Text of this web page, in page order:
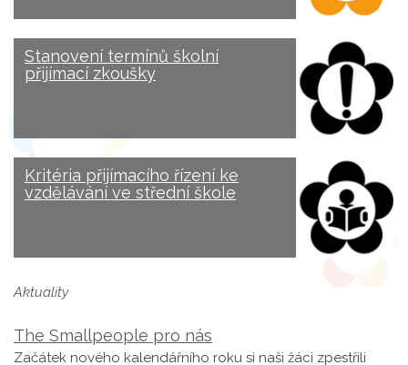
Stanovení termínů školní
přijímací zkoušky
Kritéria přijímacího řízení ke
vzdělávání ve střední škole
Aktuality
The Smallpeople pro nás
Začátek nového kalendářního roku si naši žáci zpestřili